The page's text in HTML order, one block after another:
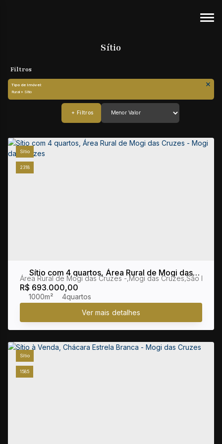
Sítio
Tipo de Imóvel:
2318
Sítio
Sítio com 4 quartos, Área Rural de Mogi das
Cruzes - Mogi das Cruzes
R$ 693.000,00
Área Rural de Mogi das Cruzes ,Mogi das Cruzes,São Paulo
4
1000m²
1585
Sítio